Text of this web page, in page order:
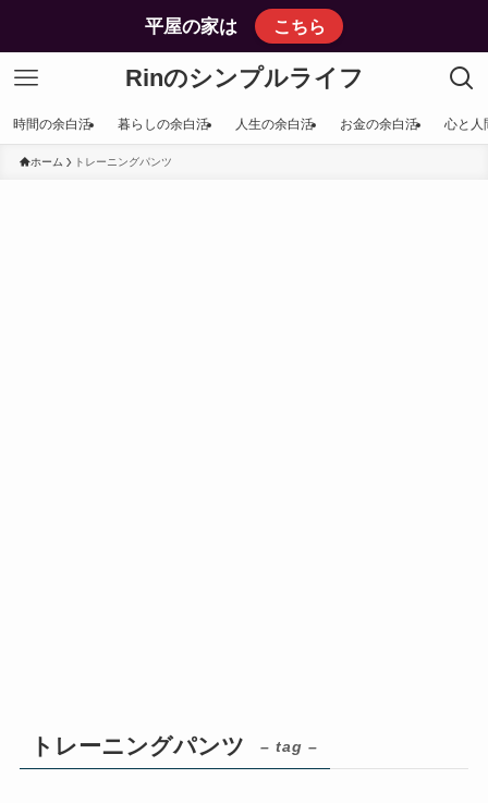
平屋の家は こちら
Rinのシンプルライフ
時間の余白活 暮らしの余白活 人生の余白活 お金の余白活 心と人
ホーム トレーニングパンツ
トレーニングパンツ – tag –